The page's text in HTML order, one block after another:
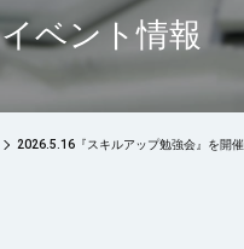
イベント情報
2026.5.16『スキルアップ勉強会』を開